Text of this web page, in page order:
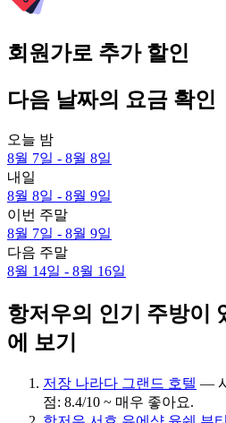
회원가로 추가 할인
다음 날짜의 요금 확인
오늘 밤
8월 7일 - 8월 8일
내일
8월 8일 - 8월 9일
이번 주말
8월 7일 - 8월 9일
다음 주말
8월 14일 - 8월 16일
항저우의 인기 주방이
에 보기
저장 나라다 그랜드 호텔 —
점: 8.4/10 ~ 매우 좋아요.